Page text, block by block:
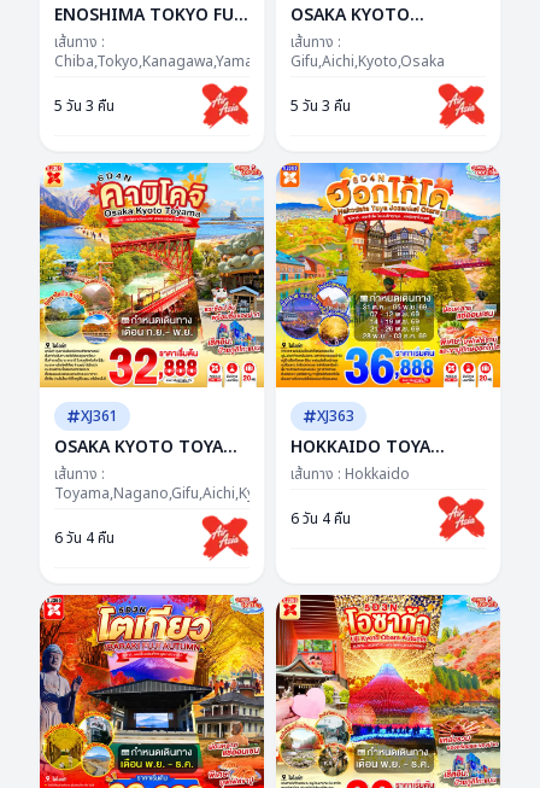
ENOSHIMA TOKYO FUJI
AUTUMN FREEDAY 5D
3N BY XJ --- OCT'26 --
ซุปตาร์...ฟูจิว้าวไม่พัก โค
เคียน่ารักเกินเรื่อง
เส้นทาง :
Chiba,Tokyo,Kanagawa,Yamanashi
5 วัน 3 คืน
OSAKA KYOTO
TAKAYAMA 5D 3N BY XJ
-- SEP - NOV'26 -- ซุป
ตาร์..ชิราคาวะ ละมุน คันไซ
อบอุ่นมากแม่
เส้นทาง :
Gifu,Aichi,Kyoto,Osaka
5 วัน 3 คืน
XJ361
OSAKA KYOTO TOYAMA
KAMIKOCHI 6D 4N BY
XJ -- SEP - NOV'26 ---
ซุปตาร์..รถไฟสายโรแมนติก
พิชิตคามิโคจิ วิวหลักล้าน
เส้นทาง :
Toyama,Nagano,Gifu,Aichi,Kyoto,Osaka
6 วัน 4 คืน
XJ363
HOKKAIDO TOYA
JOZANKEI OTARU 6D
DEC'26 -- ซุป
ตาร์...ฮอกไกโด โรแมนติก
เส้นทาง : Hokkaido
6 วัน 4 คืน